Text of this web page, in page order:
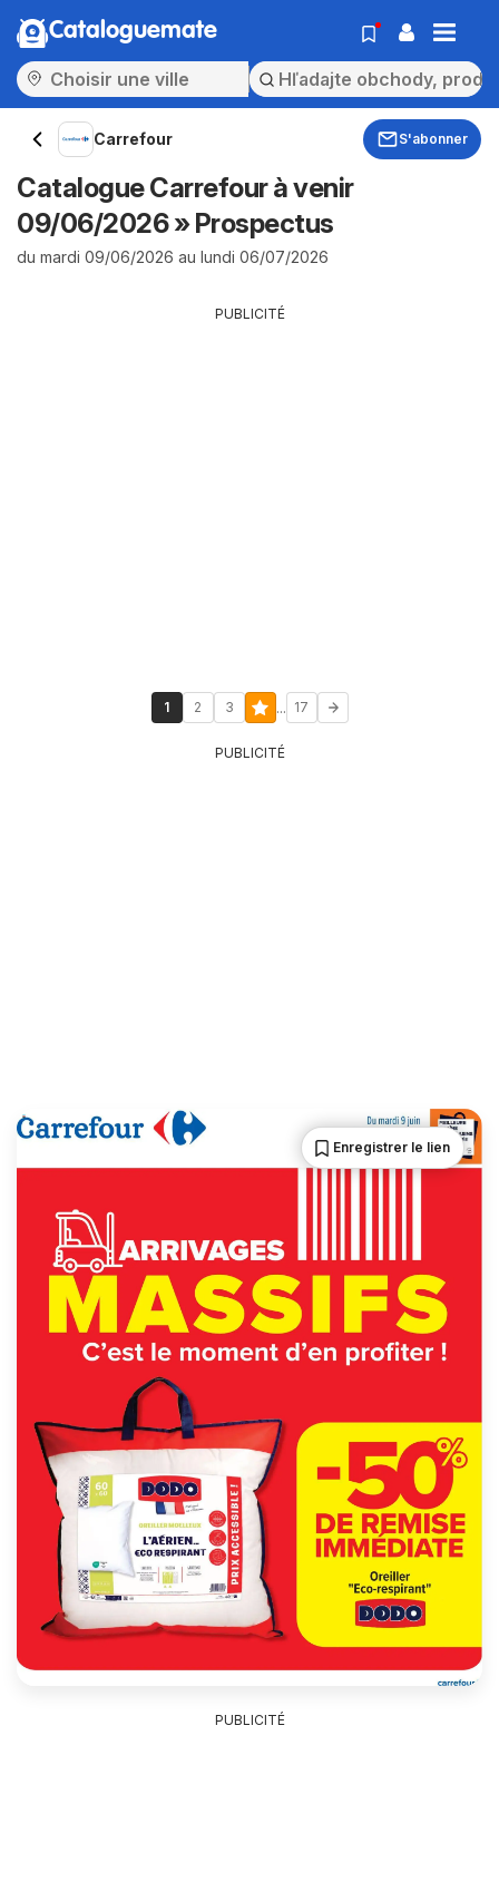
Cataloguemate
Carrefour S'abonner
Catalogue Carrefour à venir
09/06/2026 » Prospectus
du mardi 09/06/2026 au lundi 06/07/2026
PUBLICITÉ
1 2 3 ... 17
PUBLICITÉ
Enregistrer le lien
PUBLICITÉ